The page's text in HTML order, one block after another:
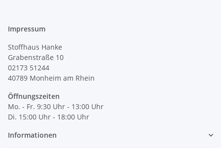
Impressum
Stoffhaus Hanke
Grabenstraße 10
02173 51244
40789 Monheim am Rhein
Öffnungszeiten
Mo. - Fr. 9:30 Uhr - 13:00 Uhr
Di. 15:00 Uhr - 18:00 Uhr
Informationen